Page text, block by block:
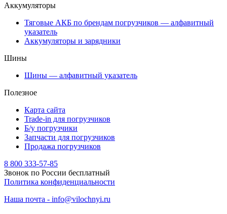
Аккумуляторы
Тяговые АКБ по брендам погрузчиков — алфавитный
указатель
Аккумуляторы и зарядники
Шины
Шины — алфавитный указатель
Полезное
Карта сайта
Trade-in для погрузчиков
Б/у погрузчики
Запчасти для погрузчиков
Продажа погрузчиков
8 800 333-57-85
Звонок по России бесплатный
Политика конфиденциальности
Наша почта - info@vilochnyi.ru